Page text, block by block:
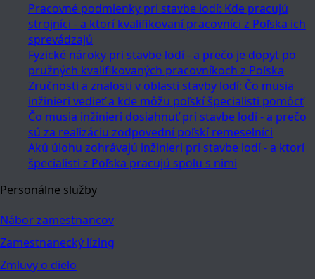
Pracovné podmienky pri stavbe lodí: Kde pracujú
strojníci - a ktorí kvalifikovaní pracovníci z Poľska ich
sprevádzajú
Fyzické nároky pri stavbe lodí - a prečo je dopyt po
pružných kvalifikovaných pracovníkoch z Poľska
Zručnosti a znalosti v oblasti stavby lodí: Čo musia
inžinieri vedieť a kde môžu poľskí špecialisti pomôcť
Čo musia inžinieri dosiahnuť pri stavbe lodí - a prečo
sú za realizáciu zodpovední poľskí remeselníci
Akú úlohu zohrávajú inžinieri pri stavbe lodí - a ktorí
špecialisti z Poľska pracujú spolu s nimi
Personálne služby
Nábor zamestnancov
Zamestnanecký lízing
Zmluvy o dielo